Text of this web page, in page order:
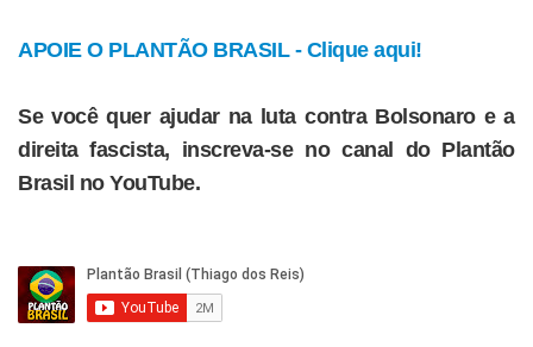
APOIE O PLANTÃO BRASIL - Clique aqui!
Se você quer ajudar na luta contra Bolsonaro e a
direita fascista, inscreva-se no canal do Plantão
Brasil no YouTube.